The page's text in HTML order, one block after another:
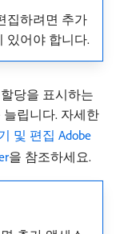
집하려면 추가
있어야 합니다.
당을 표시하는
립니다. 자세한
및 편집 Adobe
을 참조하세요.